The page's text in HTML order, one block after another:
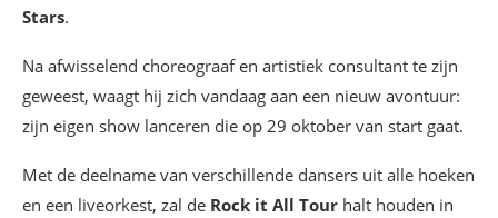
Stars.
Na afwisselend choreograaf en artistiek consultant te zijn
geweest, waagt hij zich vandaag aan een nieuw avontuur:
zijn eigen show lanceren die op 29 oktober van start gaat.
Met de deelname van verschillende dansers uit alle hoeken
en een liveorkest, zal de Rock it All Tour halt houden in